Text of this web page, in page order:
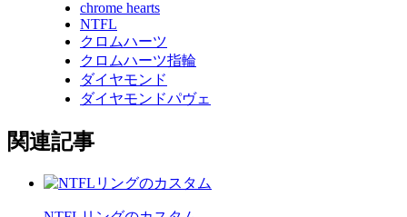
chrome hearts
NTFL
クロムハーツ
クロムハーツ指輪
ダイヤモンド
ダイヤモンドパヴェ
関連記事